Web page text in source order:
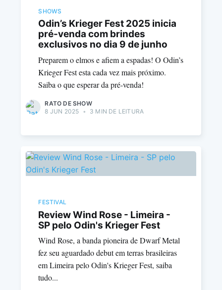
SHOWS
Odin’s Krieger Fest 2025 inicia
pré-venda com brindes
exclusivos no dia 9 de junho
Preparem o elmos e afiem a espadas! O Odin’s
Krieger Fest esta cada vez mais próximo.
Saiba o que esperar da pré-venda!
RATO DE SHOW
8 JUN 2025 • 3 MIN DE LEITURA
FESTIVAL
Review Wind Rose - Limeira -
SP pelo Odin's Krieger Fest
Wind Rose, a banda pioneira de Dwarf Metal
fez seu aguardado debut em terras brasileiras
em Limeira pelo Odin's Krieger Fest, saiba
tudo...